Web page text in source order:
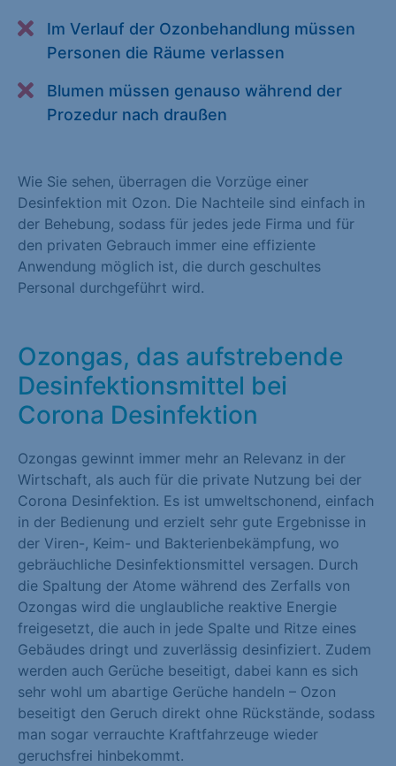
Im Verlauf der Ozonbehandlung müssen
Personen die Räume verlassen
Blumen müssen genauso während der
Prozedur nach draußen
Wie Sie sehen, überragen die Vorzüge einer
Desinfektion mit Ozon. Die Nachteile sind einfach in
der Behebung, sodass für jedes jede Firma und für
den privaten Gebrauch immer eine effiziente
Anwendung möglich ist, die durch geschultes
Personal durchgeführt wird.
Ozongas, das aufstrebende
Desinfektionsmittel bei
Corona Desinfektion
Ozongas gewinnt immer mehr an Relevanz in der
Wirtschaft, als auch für die private Nutzung bei der
Corona Desinfektion. Es ist umweltschonend, einfach
in der Bedienung und erzielt sehr gute Ergebnisse in
der Viren-, Keim- und Bakterienbekämpfung, wo
gebräuchliche Desinfektionsmittel versagen. Durch
die Spaltung der Atome während des Zerfalls von
Ozongas wird die unglaubliche reaktive Energie
freigesetzt, die auch in jede Spalte und Ritze eines
Gebäudes dringt und zuverlässig desinfiziert. Zudem
werden auch Gerüche beseitigt, dabei kann es sich
sehr wohl um abartige Gerüche handeln – Ozon
beseitigt den Geruch direkt ohne Rückstände, sodass
man sogar verrauchte Kraftfahrzeuge wieder
geruchsfrei hinbekommt.
Zurück
Essenziell (1)
Cookie-Informationen anzeigen
Statistiken (1)
Statistik Cookies erfassen Informationen anonym. Diese
Informationen helfen uns zu verstehen, wie unsere Besucher
unsere Besucher unsere Website nutzen.
Cookie-Informationen anzeigen
Marketing (1)
Marketing-Cookies werden von Drittanbietern oder Publishern
verwendet, um personalisierte Werbung anzuzeigen. Sie tun
dies, indem sie Besucher über Websites hinweg verfolgen.
Cookie-Informationen anzeigen
Externe Medien (1)
Inhalte von Videoplattformen und Social-Media-Plattformen
werden standardmäßig blockiert. Wenn Cookies von externen
Medien akzeptiert werden, bedarf der Zugriff auf diese Inhalte
keiner manuellen Einwilligung mehr.
Cookie-Informationen anzeigen
Datenschutzerklärung Impressum